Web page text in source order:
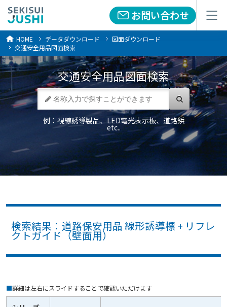
お問い合わせ
メニュー お問い合わせ
メニュー
HOME データダウンロード
図面ダウンロード
交通安全用品図面検索
交通安全用品図面検索
例：視線誘導製品、LED電光表示板、道路鋲
etc..
検索結果：道路保安用品 線形誘導標 + リフレ
クトガイド（壁面用）
■詳細は左右にスライドすることで確認いただけます